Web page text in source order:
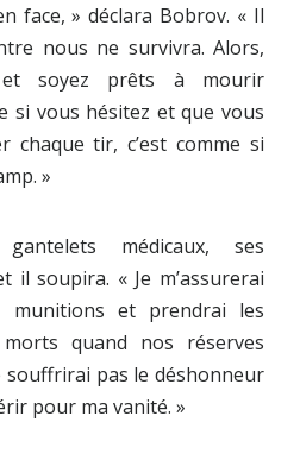
face, » déclara Bobrov. « Il
nous ne survivra. Alors,
soyez prêts à mourir
si vous hésitez et que vous
chaque tir, c’est comme si
»
médicaux, ses
il soupira. « Je m’assurerai
munitions et prendrai les
quand nos réserves
souffrirai pas le déshonneur
pour ma vanité. »